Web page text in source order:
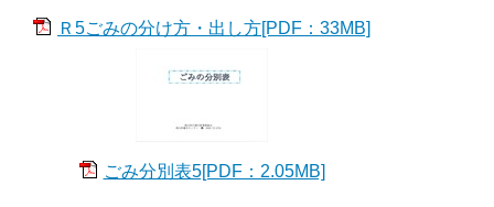
Ｒ5ごみの分け方・出し方[PDF：33MB]
ごみ分別表5[PDF：2.05MB]